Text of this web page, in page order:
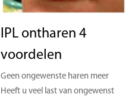
IPL ontharen 4
voordelen
Geen ongewenste haren meer
Heeft u veel last van ongewenst